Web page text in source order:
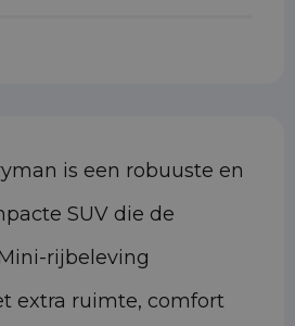
is een robuuste en
SUV die de
rijbeleving
extra ruimte, comfort